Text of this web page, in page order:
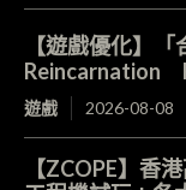
【遊戲優化】
Reincarnation
遊戲 2026-08-08
【ZCOPE】香